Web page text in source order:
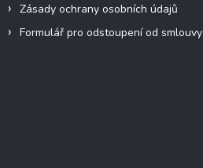
Zásady ochrany osobních údajů
Formulář pro odstoupení od smlouvy